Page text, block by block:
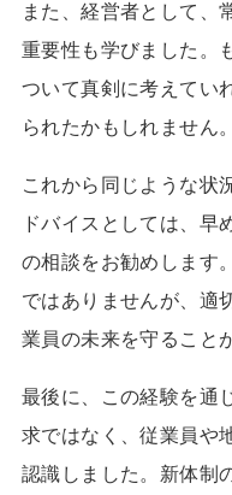
また、経営者として、
重要性も学びました。
ついて真剣に考えてい
られたかもしれません。
これから同じような状
ドバイスとしては、早
の相談をお勧めします。
ではありませんが、適
業員の未来を守ること
最後に、この経験を通
求ではなく、従業員や
認識しました。新体制